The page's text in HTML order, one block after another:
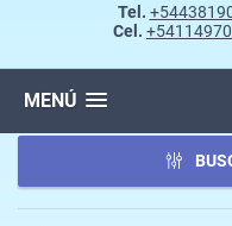
Tel.
Cel.
MENÚ